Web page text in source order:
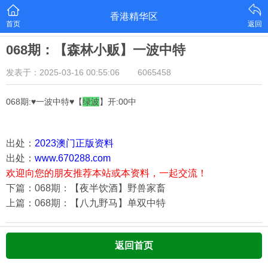
首页
香港精华区
返回
068期：【森林小贩】一波中特
发表于：2025-03-16 00:55:06 6065458
068期:♥一波中特♥【绿波】开:00中
出处： 2023澳门正版资料
出处： www.670288.com
欢迎向您的朋友推荐本站或本资料，一起交流！
下篇：068期：【夜半饮酒】野兽家畜
上篇：068期：【八九野马】单双中特
返回首页